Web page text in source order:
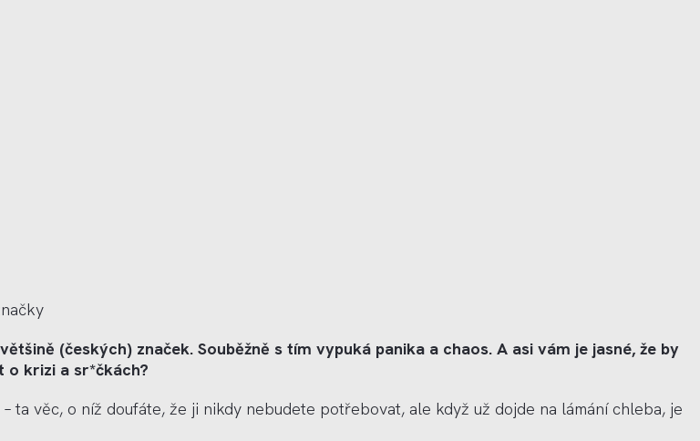
(českých) značek. Souběžně s tím vypuká panika a chaos. A asi vám je jasné, že by
o krizi a sr*čkách?
ta věc, o níž doufáte, že ji nikdy nebudete potřebovat, ale když už dojde na lámání chleba, je